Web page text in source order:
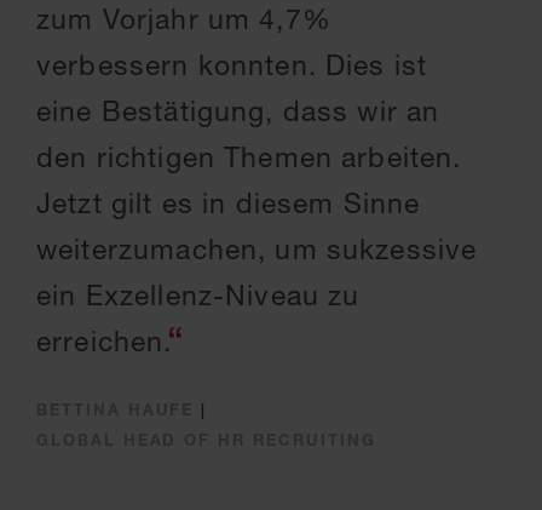
zum Vorjahr um 4,7%
verbessern konnten. Dies ist
eine Bestätigung, dass wir an
den richtigen Themen arbeiten.
Jetzt gilt es in diesem Sinne
weiterzumachen, um sukzessive
ein Exzellenz-Niveau zu
erreichen.
|